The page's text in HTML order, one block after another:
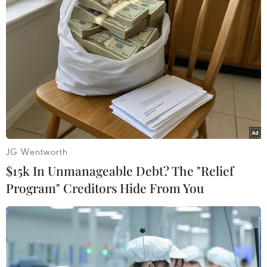
#vấn đề Nga-Ukraine
#Tổng thống Pháp
#Emmanuel Macron
#NATO Nga
Pháp
Ukraine
JG Wentworth
$15k In Unmanageable Debt? The "Relief
Program" Creditors Hide From You